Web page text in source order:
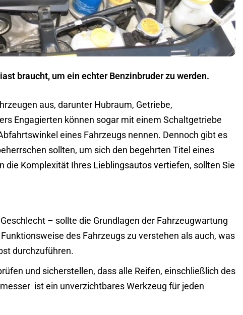
braucht, um ein echter Benzinbruder zu werden.
aus, darunter Hubraum, Getriebe,
Engagierten können sogar mit einem Schaltgetriebe
eines Fahrzeugs nennen. Dennoch gibt es
sollten, um sich den begehrten Titel eines
die Komplexität Ihres Lieblingsautos vertiefen, sollten Sie
– sollte die Grundlagen der Fahrzeugwartung
des Fahrzeugs zu verstehen als auch, was
durchzuführen.
und sicherstellen, dass alle Reifen, einschließlich des
ist ein unverzichtbares Werkzeug für jeden